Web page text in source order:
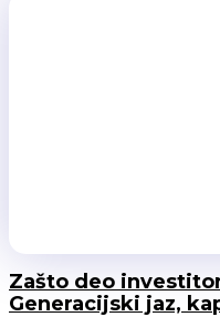
Zašto deo
Generacijski jaz,